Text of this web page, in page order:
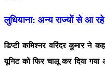
लुधियाना: अन्य राज्यों से आ
डिप्टी कमिश्नर वरिंदर कुमार ने
यूनिट को फिर चालू कर दिया गया